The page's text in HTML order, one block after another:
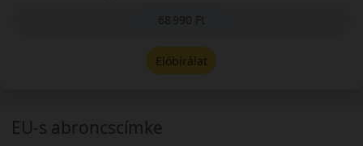
68 990 Ft
Előbírálat
EU-s abroncscímke